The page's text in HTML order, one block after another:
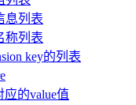
息列表
称列表
key的列表
应的value值